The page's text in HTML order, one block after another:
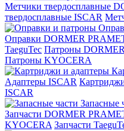
Метчики твердосплавные
твердосплавные ISCAR
Оправки DORMER
TaeguTec Патроны
Патроны KYOCERA
Адаптеры ISCAR
ISCAR
Запасные
Запчасти DORMER
KYOCERA Запчасти